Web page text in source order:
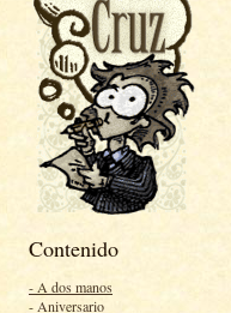
Contenido
- A dos manos
- Aniversario